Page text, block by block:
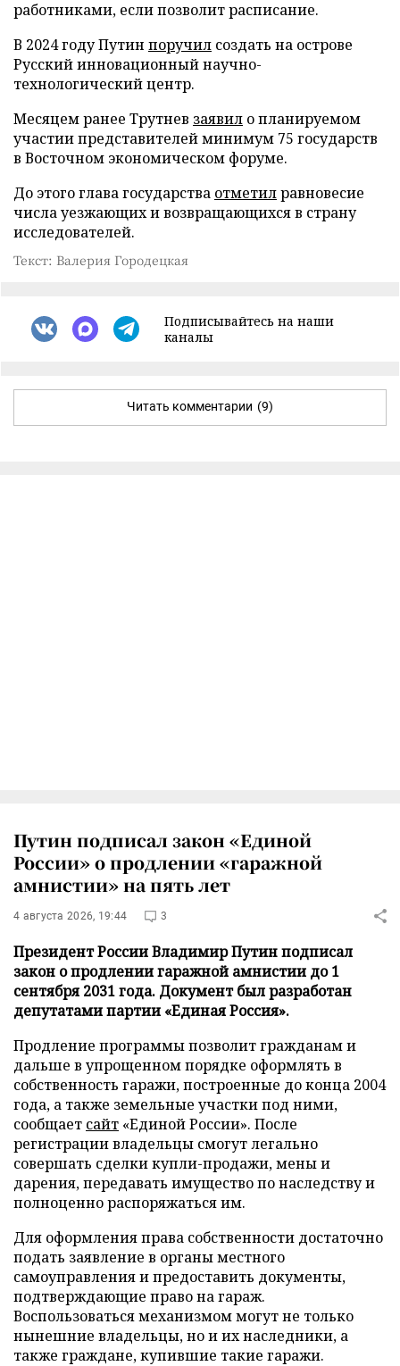
работниками, если позволит расписание.
В 2024 году Путин поручил создать на острове
Русский инновационный научно-
технологический центр.
Месяцем ранее Трутнев заявил о планируемом
участии представителей минимум 75 государств
в Восточном экономическом форуме.
До этого глава государства отметилравновесие
числа уезжающих и возвращающихся в страну
исследователей.
Текст: Валерия Городецкая
Подписывайтесь на наши
каналы
Читать комментарии (9)
Путин подписал закон «Единой
России» о продлении «гаражной
амнистии» на пять лет
4 августа 2026, 19:44 3
Президент России Владимир Путин подписал
закон о продлении гаражной амнистии до 1
сентября 2031 года. Документ был разработан
депутатами партии «Единая Россия».
Продление программы позволит гражданам и
дальше в упрощенном порядке оформлять в
собственность гаражи, построенные до конца 2004
года, а также земельные участки под ними,
сообщает сайт «Единой России». После
регистрации владельцы смогут легально
совершать сделки купли-продажи, мены и
дарения, передавать имущество по наследству и
полноценно распоряжаться им.
Для оформления права собственности достаточно
подать заявление в органы местного
самоуправления и предоставить документы,
подтверждающие право на гараж.
Воспользоваться механизмом могут не только
нынешние владельцы, но и их наследники, а
также граждане, купившие такие гаражи.